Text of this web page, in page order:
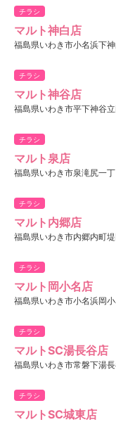
チラシ
マルト神白店
福島県いわき市小名浜下
チラシ
マルト神谷店
福島県いわき市平下神谷
チラシ
マルト泉店
福島県いわき市泉滝尻一
チラシ
マルト内郷店
福島県いわき市内郷内町
チラシ
マルト岡小名店
福島県いわき市小名浜岡
チラシ
マルトSC湯長谷店
福島県いわき市常磐下湯
チラシ
マルトSC城東店